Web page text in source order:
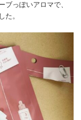
ブっぽいアロマで、
た。